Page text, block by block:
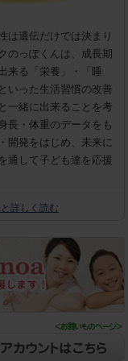
は遺伝だけでは決まり
のっぽくんは、成長期
来る「栄養」・「睡
いった生活習慣の改善
一緒に出来ることを考
長・体重のデータをも
開発をはじめ、未来に
通して子ども達を応援
と詳しく読む